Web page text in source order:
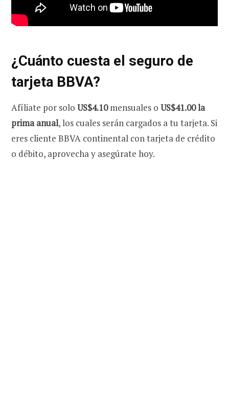
¿Cuánto cuesta el seguro de
tarjeta BBVA?
Afíliate por solo US$4.10mensuales o US$41.00 la
prima anual, los cuales serán cargados a tu tarjeta. Si
eres cliente BBVA continental con tarjeta de crédito
o débito, aprovecha y asegúrate hoy.